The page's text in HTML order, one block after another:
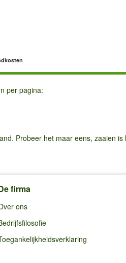
per pagina:
Probeer het maar eens, zaaien is
firma
ons